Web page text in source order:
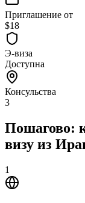
Приглашение от
$18
Э-виза
Доступна
Консульства
3
Пошагово:
визу из
1